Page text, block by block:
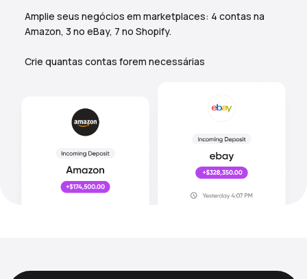
Amplie seus negócios em marketplaces: 4 contas na
Amazon, 3 no eBay, 7 no Shopify.
Crie quantas contas forem necessárias